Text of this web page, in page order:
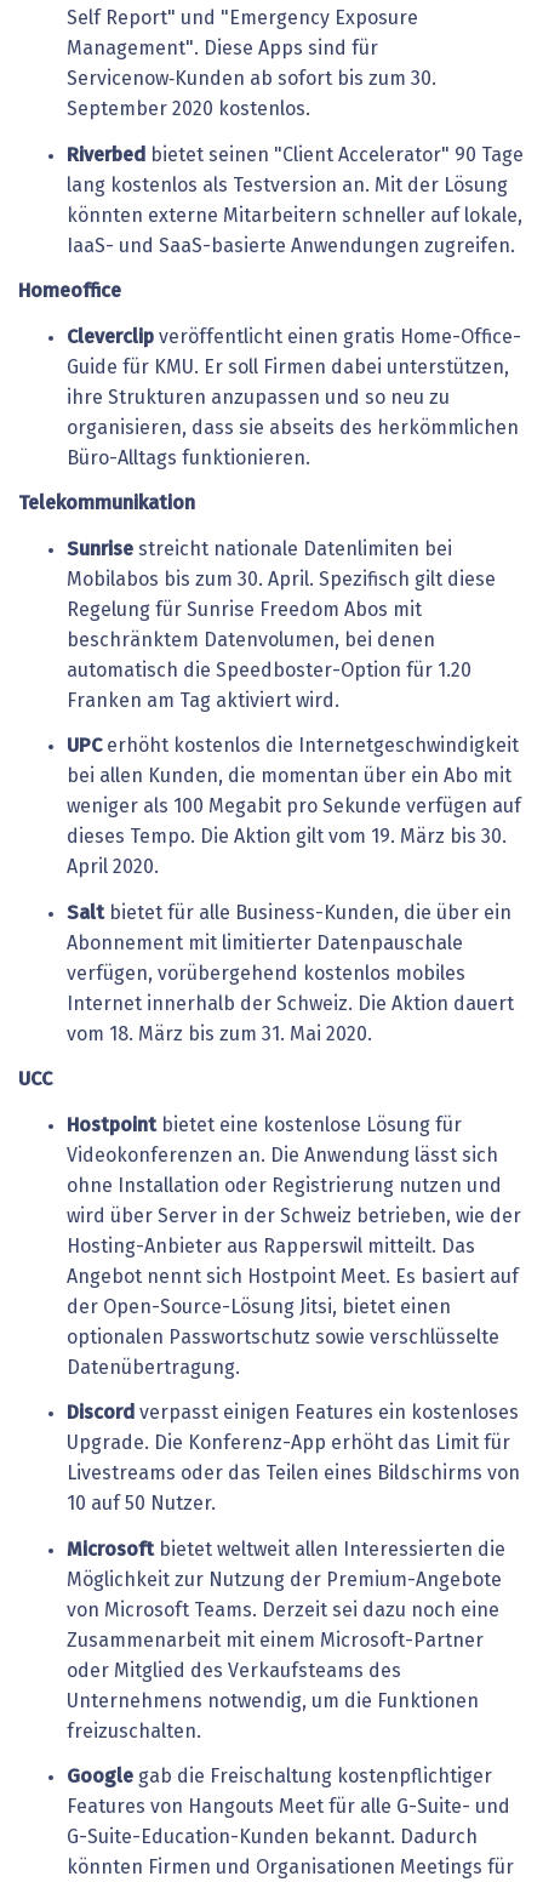
Self Report" und "Emergency Exposure
Management". Diese Apps sind für
Servicenow‑Kunden ab sofort bis zum 30.
September 2020 kostenlos.
Riverbed
bietet seinen "Client Accelerator" 90 Tage
lang kostenlos als Testversion an. Mit der Lösung
könnten externe Mitarbeitern schneller auf lokale,
IaaS- und SaaS-basierte Anwendungen zugreifen.
Homeoffice
Cleverclip veröffentlicht einen gratis Home-Office-
Guide für KMU. Er soll Firmen dabei unterstützen,
ihre Strukturen anzupassen und so neu zu
organisieren, dass sie abseits des herkömmlichen
Büro-Alltags funktionieren.
Telekommunikation
Sunrise streicht nationale Datenlimiten bei
Mobilabos bis zum 30. April. Spezifisch gilt diese
Regelung für Sunrise Freedom Abos mit
beschränktem Datenvolumen, bei denen
automatisch die Speedboster-Option für 1.20
Franken am Tag aktiviert wird.
UPCerhöht kostenlos die Internetgeschwindigkeit
bei allen Kunden, die momentan über ein Abo mit
weniger als 100 Megabit pro Sekunde verfügen auf
dieses Tempo. Die Aktion gilt vom 19. März bis 30.
April 2020.
Saltbietet für alle Business-Kunden, die über ein
Abonnement mit limitierter Datenpauschale
verfügen, vorübergehend kostenlos mobiles
Internet innerhalb der Schweiz. Die Aktion dauert
vom 18. März bis zum 31. Mai 2020.
UCC
Hostpoint bietet eine kostenlose Lösung für
Videokonferenzen an. Die Anwendung lässt sich
ohne
Installation oder Registrierung nutzen und
wird über Server in der Schweiz betrieben, wie der
Hosting-Anbieter aus Rapperswil mitteilt. Das
Angebot nennt sich Hostpoint Meet. Es basiert auf
der Open-Source-Lösung Jitsi, bietet einen
optionalen Passwortschutz sowie verschlüsselte
Datenübertragung.
Discord verpasst einigen Features ein kostenloses
Upgrade. Die Konferenz-App erhöht das Limit für
Livestreams oder das Teilen eines Bildschirms von
10 auf 50 Nutzer.
Microsoftbietet weltweit allen Interessierten die
Möglichkeit zur Nutzung der Premium-Angebote
von Microsoft Teams. Derzeit sei dazu noch eine
Zusammenarbeit mit einem Microsoft-Partner
oder Mitglied des Verkaufsteams des
Unternehmens notwendig, um die Funktionen
freizuschalten.
Google gab die Freischaltung kostenpflichtiger
Features von Hangouts Meet für alle G-Suite- und
G-Suite-Education-Kunden bekannt. Dadurch
könnten Firmen und Organisationen Meetings für